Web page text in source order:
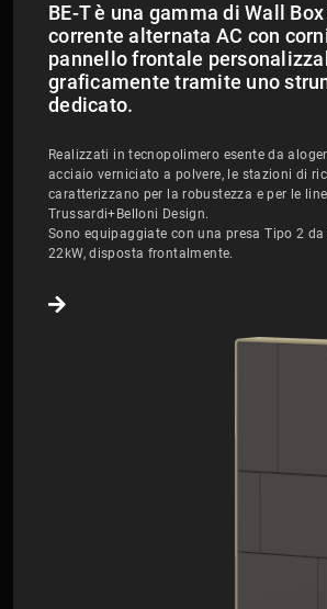
BE-T è una gamma di Wall
corrente alternata AC con
pannello frontale
graficamente tramite uno
dedicato.
Realizzati in tecnopolimero esente da
acciaio verniciato a polvere, le stazioni di
caratterizzano per la robustezza e per le
Trussardi+Belloni Design.
Sono equipaggiate con una presa Tipo 2 da
22kW, disposta frontalmente.